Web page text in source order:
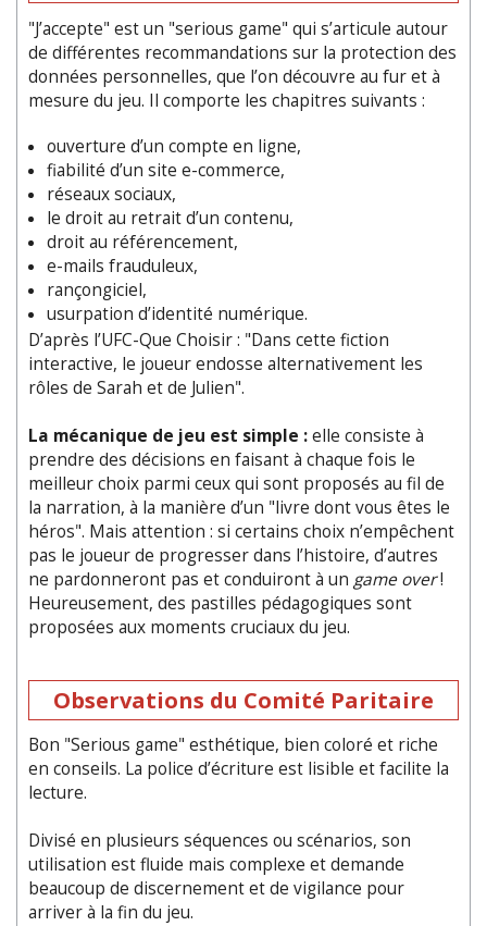
"J’accepte" est un "serious game" qui s’articule autour
de différentes recommandations sur la protection des
données personnelles, que l’on découvre au fur et à
mesure du jeu. Il comporte les chapitres suivants :
ouverture d’un compte en ligne,
fiabilité d’un site e-commerce,
réseaux sociaux,
le droit au retrait d’un contenu,
droit au référencement,
e-mails frauduleux,
rançongiciel,
usurpation d’identité numérique.
D’après l’UFC-Que Choisir : "Dans cette fiction
interactive, le joueur endosse alternativement les
rôles de Sarah et de Julien".
La mécanique de jeu est simple :elle consiste à
prendre des décisions en faisant à chaque fois le
meilleur choix parmi ceux qui sont proposés au fil de
la narration, à la manière d’un "livre dont vous êtes le
héros". Mais attention : si certains choix n’empêchent
pas le joueur de progresser dans l’histoire, d’autres
ne pardonneront pas et conduiront à un game over!
Heureusement, des pastilles pédagogiques sont
proposées aux moments cruciaux du jeu.
Observations du Comité Paritaire
Bon "Serious game" esthétique, bien coloré et riche
en conseils. La police d’écriture est lisible et facilite la
lecture.
Divisé en plusieurs séquences ou scénarios, son
utilisation est fluide mais complexe et demande
beaucoup de discernement et de vigilance pour
arriver à la fin du jeu.